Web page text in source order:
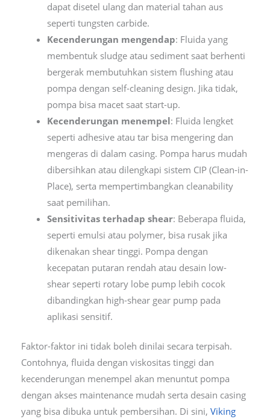
dapat disetel ulang dan material tahan aus
seperti tungsten carbide.
Kecenderungan mengendap: Fluida yang
membentuk sludge atau sediment saat berhenti
bergerak membutuhkan sistem flushing atau
pompa dengan self-cleaning design. Jika tidak,
pompa bisa macet saat start-up.
Kecenderungan menempel: Fluida lengket
seperti adhesive atau tar bisa mengering dan
mengeras di dalam casing. Pompa harus mudah
dibersihkan atau dilengkapi sistem CIP (Clean-in-
Place), serta mempertimbangkan cleanability
saat pemilihan.
Sensitivitas terhadap shear: Beberapa fluida,
seperti emulsi atau polymer, bisa rusak jika
dikenakan shear tinggi. Pompa dengan
kecepatan putaran rendah atau desain low-
shear seperti rotary lobe pump lebih cocok
dibandingkan high-shear gear pump pada
aplikasi sensitif.
Faktor-faktor ini tidak boleh dinilai secara terpisah.
Contohnya, fluida dengan viskositas tinggi dan
kecenderungan menempel akan menuntut pompa
dengan akses maintenance mudah serta desain casing
yang bisa dibuka untuk pembersihan. Di sini, Viking